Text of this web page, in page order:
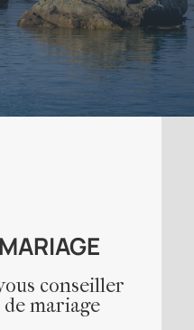
conseiller
mariage